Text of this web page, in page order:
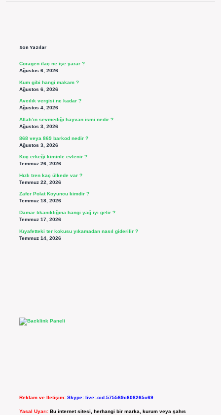
Son Yazılar
Coragen ilaç ne işe yarar ?
Ağustos 6, 2026
Kum gibi hangi makam ?
Ağustos 6, 2026
Avcılık vergisi ne kadar ?
Ağustos 4, 2026
Allah’ın sevmediği hayvan ismi nedir ?
Ağustos 3, 2026
868 veya 869 barkod nedir ?
Ağustos 3, 2026
Koç erkeği kiminle evlenir ?
Temmuz 26, 2026
Hızlı tren kaç ülkede var ?
Temmuz 22, 2026
Zafer Polat Koyuncu kimdir ?
Temmuz 18, 2026
Damar tıkanıklığına hangi yağ iyi gelir ?
Temmuz 17, 2026
Kıyafetteki ter kokusu yıkamadan nasıl giderilir ?
Temmuz 14, 2026
Reklam ve İletişim: Skype: live:.cid.575569c608265c69
Yasal Uyarı: Bu internet sitesi, herhangi bir marka, kurum veya şahıs